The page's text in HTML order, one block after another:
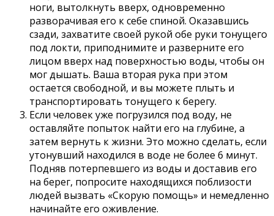
ноги, вытолкнуть вверх, одновременно
разворачивая его к себе спиной. Оказавшись
сзади, захватите своей рукой обе руки тонущего
под локти, приподнимите и разверните его
лицом вверх над поверхностью воды, чтобы он
мог дышать. Ваша вторая рука при этом
остается свободной, и вы можете плыть и
транспортировать тонущего к берегу.
Если человек уже погрузился под воду, не
оставляйте попыток найти его на глубине, а
затем вернуть к жизни. Это можно сделать, если
утонувший находился в воде не более 6 минут.
Подняв потерпевшего из воды и доставив его
на берег, попросите находящихся поблизости
людей вызвать «Скорую помощь» и немедленно
начинайте его оживление.